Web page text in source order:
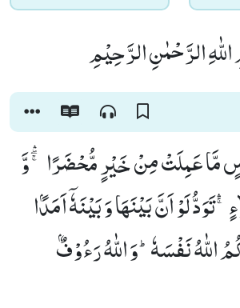
الرَّحْمٰنِ الرَّحِیْمِ
مَّا عَمِلَتْ مِنْ خَیْرٍ مُّحْضَرًا ﳝ- وَّ
لَوْ اَنَّ بَیْنَهَا وَ بَیْنَهٗۤ اَمَدًۢا
اللّٰهُ نَفْسَهٗؕ-وَ اللّٰهُ رَءُوْفٌۢ